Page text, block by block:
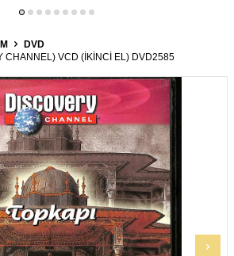
DVD
CHANNEL) VCD (İKINCI EL) DVD2585